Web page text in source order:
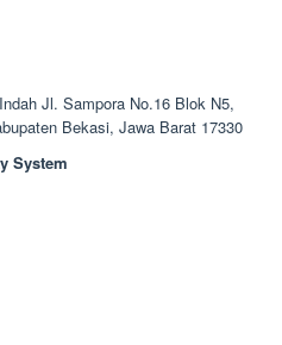
Jl. Sampora No.16 Blok N5,
Bekasi, Jawa Barat 17330
System